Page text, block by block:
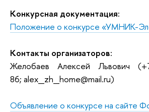
Конкурсная документация:
Положение о конкурсе «УМНИК-
Контакты организаторов:
Желобаев Алексей Львович (
86; alex_zh_home@mail.ru)
Объявление о конкурсе на сайте